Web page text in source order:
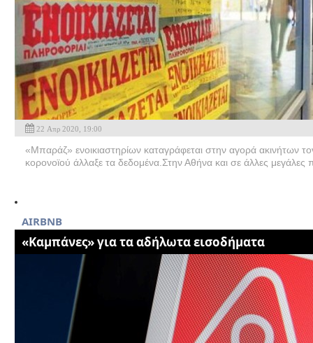
22 Απρ 2020, 19:00
«Μπαράζ» ενοικιαστηρίων καταγράφεται στην αγορά ακινήτων
κορονοϊού άλλαξε τα δεδομένα.Στην Αθήνα και σε άλλες
ΑΙRBNB
«Καμπάνες» για τα αδήλωτα εισοδήματα